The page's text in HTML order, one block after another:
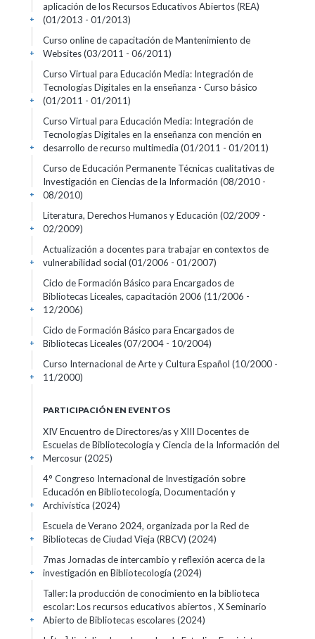
aplicación de los Recursos Educativos Abiertos (REA)
(01/2013 - 01/2013)
+
Curso online de capacitación de Mantenimiento de
Websites(03/2011 - 06/2011)
+
Curso Virtual para Educación Media: Integración de
Tecnologías Digitales en la enseñanza - Curso básico
(01/2011 - 01/2011)
+
Curso Virtual para Educación Media: Integración de
Tecnologías Digitales en la enseñanza con mención en
desarrollo de recurso multimedia (01/2011 - 01/2011)
+
Curso de Educación Permanente Técnicas cualitativas de
Investigación en Ciencias de la Información (08/2010 -
08/2010)
+
Literatura, Derechos Humanos y Educación (02/2009 -
02/2009)
+
Actualización a docentes para trabajar en contextos de
vulnerabilidad social (01/2006 - 01/2007)
+
Ciclo de Formación Básico para Encargados de
Bibliotecas Liceales, capacitación 2006 (11/2006 -
12/2006)
+
Ciclo de Formación Básico para Encargados de
Bibliotecas Liceales(07/2004 - 10/2004)
+
Curso Internacional de Arte y Cultura Español (10/2000 -
11/2000)
+
PARTICIPACIÓN EN EVENTOS
XIV Encuentro de Directores/as y XIII Docentes de
Escuelas de Bibliotecología y Ciencia de la Información del
Mercosur(2025)
+
4° Congreso Internacional de Investigación sobre
Educación en Bibliotecología, Documentación y
Archivística (2024)
+
Escuela de Verano 2024, organizada por la Red de
Bibliotecas de Ciudad Vieja (RBCV) (2024)
+
7mas Jornadas de intercambio y reflexión acerca de la
investigación en Bibliotecología (2024)
+
Taller: la producción de conocimiento en la biblioteca
escolar: Los recursos educativos abiertos , X Seminario
Abierto de Bibliotecas escolares(2024)
+